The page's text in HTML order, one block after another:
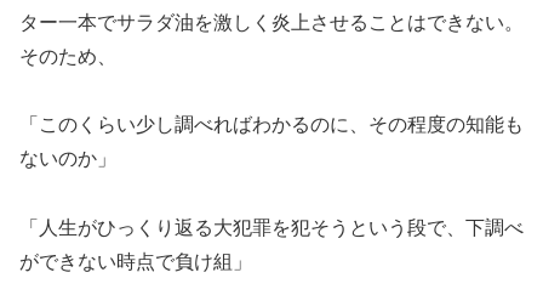
ター一本でサラダ油を激しく炎上させることはできない。
そのため、
「このくらい少し調べればわかるのに、その程度の知能も
ないのか」
「人生がひっくり返る大犯罪を犯そうという段で、下調べ
ができない時点で負け組」